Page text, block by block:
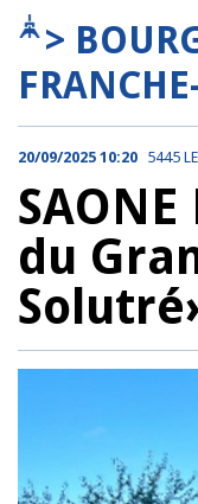
>
20/09/2025 10:20 5445
du